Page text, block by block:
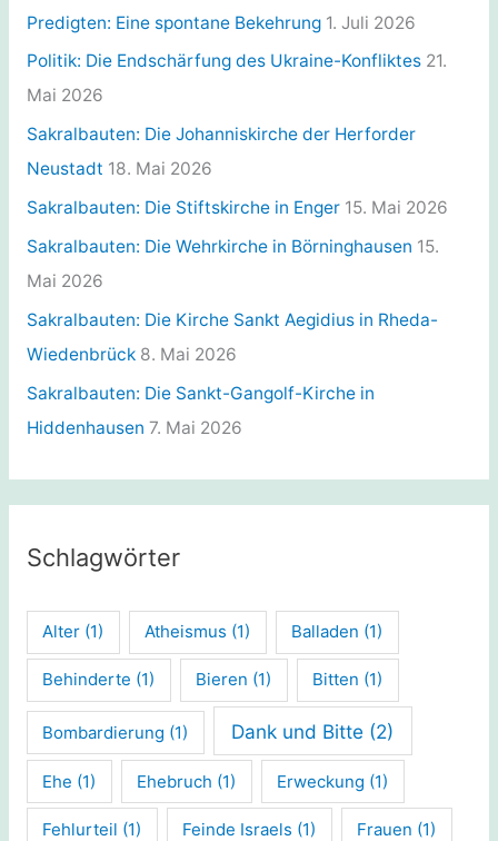
r
i
e
n
Predigten: Eine spontane Bekehrung 1. Juli 2026
Politik: Die Endschärfung des Ukraine-Konfliktes 21.
Mai 2026
Sakralbauten: Die Johanniskirche der Herforder
Neustadt 18. Mai 2026
Sakralbauten: Die Stiftskirche in Enger 15. Mai 2026
Sakralbauten: Die Wehrkirche in Börninghausen 15.
Mai 2026
Sakralbauten: Die Kirche Sankt Aegidius in Rheda-
Wiedenbrück 8. Mai 2026
Sakralbauten: Die Sankt-Gangolf-Kirche in
Hiddenhausen 7. Mai 2026
Schlagwörter
Alter (1) Atheismus (1) Balladen (1)
Behinderte (1) Bieren (1) Bitten (1)
Bombardierung (1) Dank und Bitte (2)
Ehe (1) Ehebruch (1) Erweckung (1)
Fehlurteil (1) Feinde Israels (1) Frauen (1)